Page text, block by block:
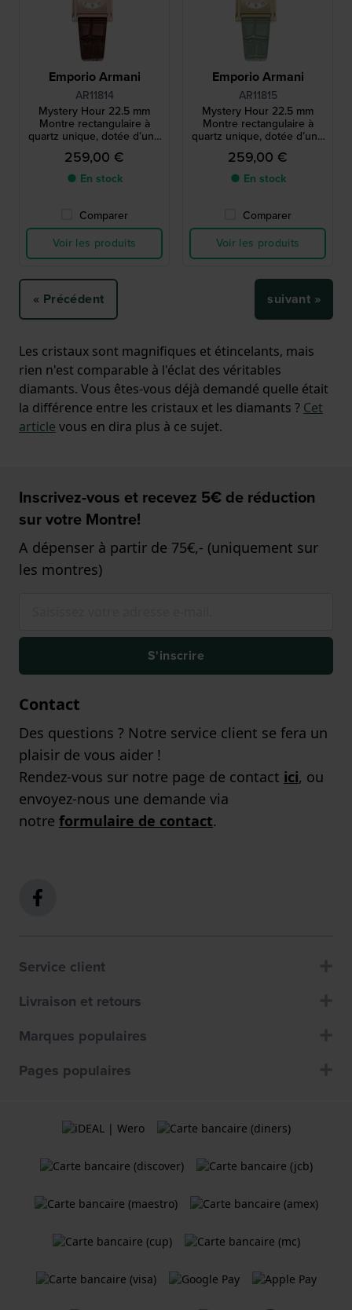
Emporio Armani
AR11814
Mystery Hour 22.5 mm
Montre rectangulaire à
quartz unique, dotée d’une
heure sautante et de
cristaux
259,00 €
● En stock
Comparer
Voir les produits
Emporio Armani
AR11815
Mystery Hour 22.5 mm
Montre rectangulaire à
quartz unique, dotée d’une
heure sautante et de
cristaux
259,00 €
● En stock
Comparer
Voir les produits
« Précédent suivant »
Les cristaux sont magnifiques et étincelants, mais
rien n'est comparable à l'éclat des véritables
diamants. Vous êtes-vous déjà demandé quelle était
la différence entre les cristaux et les diamants ? Cet
article vous en dira plus à ce sujet.
Inscrivez-vous et recevez 5€ de réduction
sur votre Montre!
A dépenser à partir de 75€,- (uniquement sur
les montres)
S'inscrire
Contact
Des questions ? Notre service client se fera un
plaisir de vous aider !
Rendez-vous sur notre page de contact ici, ou
envoyez-nous une demande via
notre formulaire de contact.
Service client
Livraison et retours
Marques populaires
Pages populaires